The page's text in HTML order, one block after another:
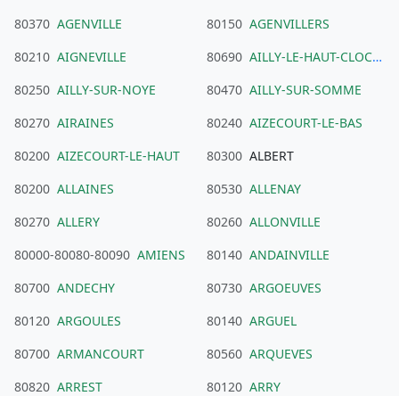
80370 AGENVILLE 80150 AGENVILLERS
80210 AIGNEVILLE 80690 AILLY-LE-HAUT-CLOCHER
80250 AILLY-SUR-NOYE 80470 AILLY-SUR-SOMME
80270 AIRAINES 80240 AIZECOURT-LE-BAS
80200 AIZECOURT-LE-HAUT 80300 ALBERT
80200 ALLAINES 80530 ALLENAY
80270 ALLERY 80260 ALLONVILLE
80000-80080-80090 AMIENS 80140 ANDAINVILLE
80700 ANDECHY 80730 ARGOEUVES
80120 ARGOULES 80140 ARGUEL
80700 ARMANCOURT 80560 ARQUEVES
80820 ARREST 80120 ARRY